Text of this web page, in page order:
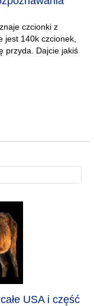
czcionki z
jest 140k czcionek,
przyda. Dajcie jakiś
USA i część